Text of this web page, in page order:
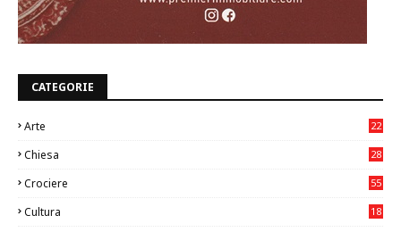
CATEGORIE
Arte
22
Chiesa
28
Crociere 55
Cultura
18